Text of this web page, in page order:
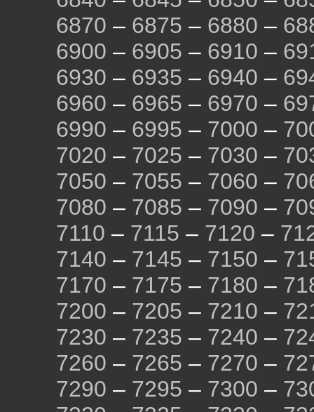
6870 – 6875 – 6880 –
6900 – 6905 – 6910 –
6930 – 6935 – 6940 –
6960 – 6965 – 6970 –
6990 – 6995 – 7000 –
7020 – 7025 – 7030 –
7050 – 7055 – 7060 –
7080 – 7085 – 7090 –
7110 – 7115 – 7120 –
7140 – 7145 – 7150 –
7170 – 7175 – 7180 –
7200 – 7205 – 7210 –
7230 – 7235 – 7240 –
7260 – 7265 – 7270 –
7290 – 7295 – 7300 –